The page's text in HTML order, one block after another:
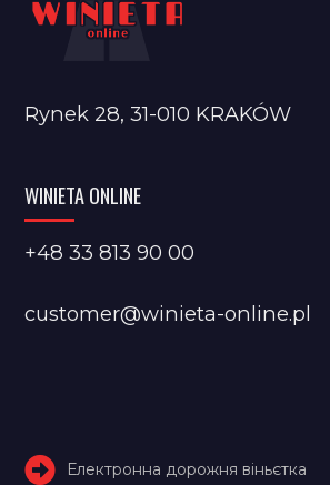
Rynek 28, 31-010 KRAKÓW
WINIETA ONLINE
+48 33 813 90 00
customer@winieta-online.pl
Електронна дорожня віньєтка